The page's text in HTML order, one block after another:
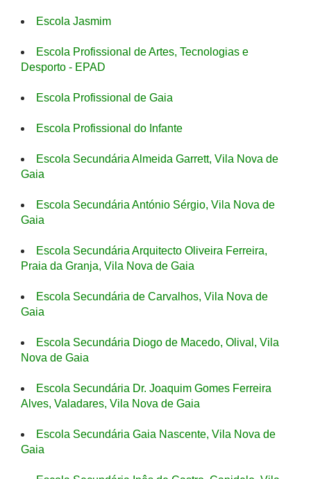
Escola Jasmim
Escola Profissional de Artes, Tecnologias e
Desporto - EPAD
Escola Profissional de Gaia
Escola Profissional do Infante
Escola Secundária Almeida Garrett, Vila Nova de
Gaia
Escola Secundária António Sérgio, Vila Nova de
Gaia
Escola Secundária Arquitecto Oliveira Ferreira,
Praia da Granja, Vila Nova de Gaia
Escola Secundária de Carvalhos, Vila Nova de
Gaia
Escola Secundária Diogo de Macedo, Olival, Vila
Nova de Gaia
Escola Secundária Dr. Joaquim Gomes Ferreira
Alves, Valadares, Vila Nova de Gaia
Escola Secundária Gaia Nascente, Vila Nova de
Gaia